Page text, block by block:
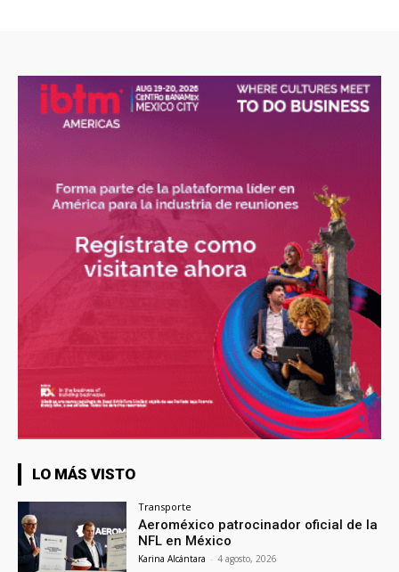
LO MÁS VISTO
Transporte
Aeroméxico patrocinador oficial de la
NFL en México
Karina Alcántara - 4 agosto, 2026